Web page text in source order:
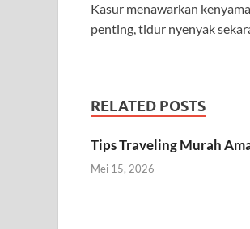
Kasur menawarkan
penting, tidur nyenyak
RELATED POSTS
Tips Traveling Murah
Mei 15, 2026